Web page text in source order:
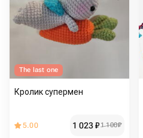
The last one
Кролик супермен
5.00 1 023₽1 100₽